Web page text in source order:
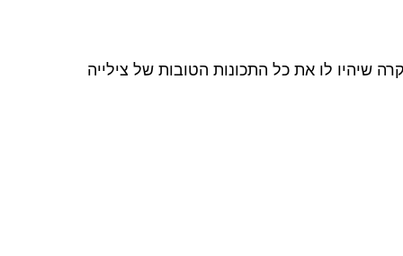
שיהיו לו את כל התכונות הטובות של צילייה